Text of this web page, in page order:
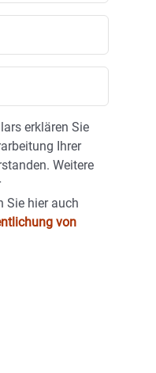
erklären Sie
Ihrer
Weitere
Sie hier auch
von